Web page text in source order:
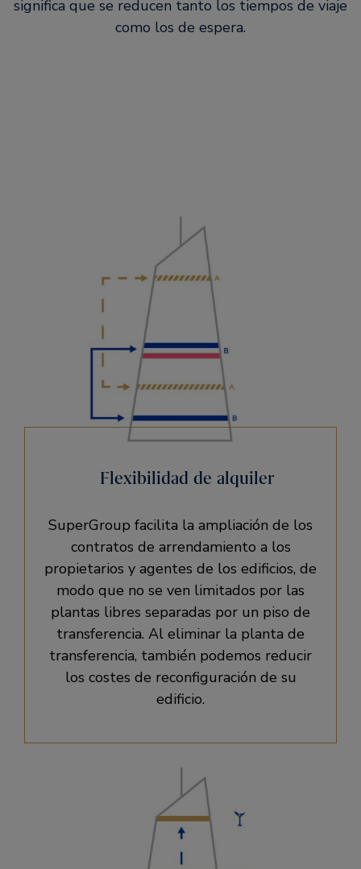
significa que se reducen tanto los tiempos de viaje
como los de espera.
Flexibilidad de alquiler
SuperGroup facilita la ampliación de los
contratos de arrendamiento a los
propietarios y agentes de los edificios, de
modo que no se ven limitados por las
plantas libres separadas por un piso de
transferencia. Al eliminar la planta de
transferencia, también podemos reducir
los costes de reconfiguración de su
edificio.